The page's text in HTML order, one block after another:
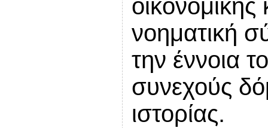
νοηματική
την έννοια
συνεχούς
ιστορίας.